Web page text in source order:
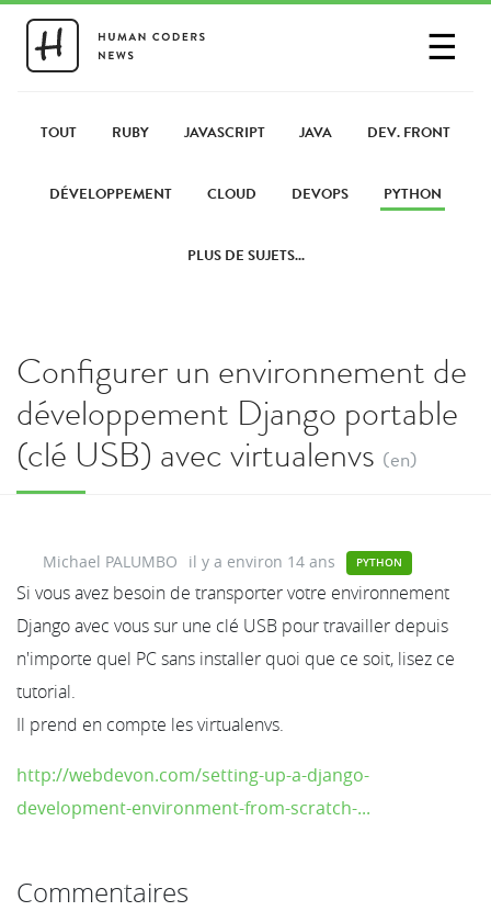
☰
PARTAGER UN LIEN
TOUT RUBY JAVASCRIPT JAVA DEV. FRONT
DÉVELOPPEMENT CLOUD DEVOPS PYTHON
PLUS DE SUJETS...
Configurer un environnement de
développement Django portable
(clé USB) avec virtualenvs (en)
Michael PALUMBO il y a environ 14 ans PYTHON
Si vous avez besoin de transporter votre environnement
Django avec vous sur une clé USB pour travailler depuis
n'importe quel PC sans installer quoi que ce soit, lisez ce
tutorial.
Il prend en compte les virtualenvs.
http://webdevon.com/setting-up-a-django-
development-environment-from-scratch-...
Commentaires